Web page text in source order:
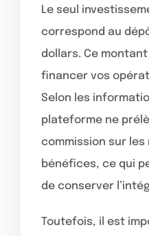
Le seul
correspond au
dollars. Ce
financer vos
Selon les
plateforme ne
commission sur
bénéfices, ce qui
de conserver
Toutefois, il est